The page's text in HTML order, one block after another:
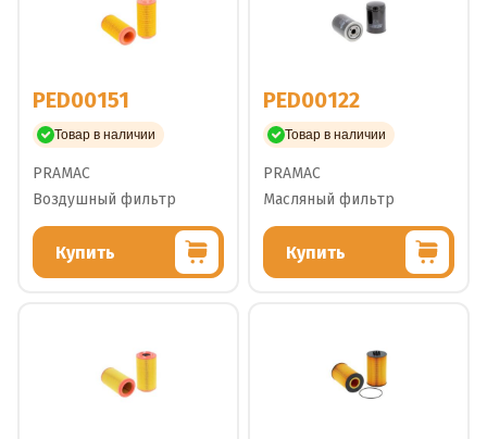
PED00151
Товар в наличии
PRAMAC
Воздушный фильтр
Купить
PED00122
Товар в наличии
PRAMAC
Масляный фильтр
Купить